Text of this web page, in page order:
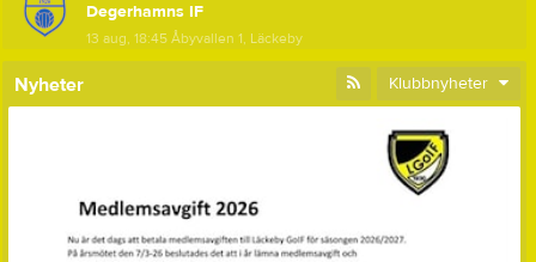
Degerhamns IF
13 aug, 18:45Åbyvallen 1, Läckeby
Nyheter Klubbnyheter